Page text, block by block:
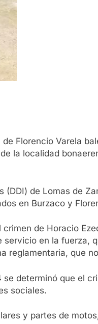
Florencio Varela
la localidad
de Lomas de
en Burzaco y
de Horacio
servicio en la fuerza,
reglamentaria, que
determinó que el
sociales.
y partes de